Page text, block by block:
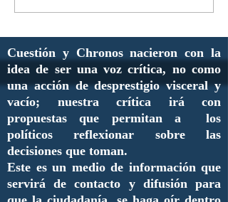
Cuestión y Chronos nacieron con la
idea de ser una voz crítica, no como
una acción de desprestigio visceral y
vacío; nuestra crítica irá con
propuestas que permitan a los
políticos reflexionar sobre las
decisiones que toman.
Este es un medio de información que
servirá de contacto y difusión para